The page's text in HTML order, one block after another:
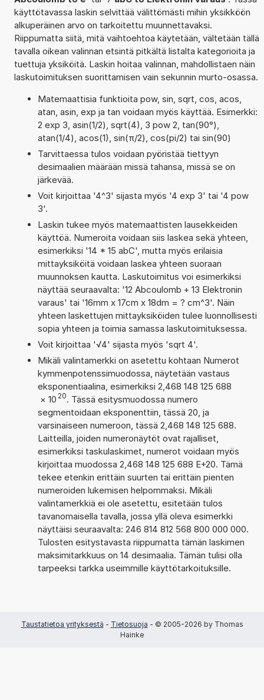
käyttötavassa laskin selvittää välittömästi mihin yksikköön
alkuperäinen arvo on tarkoitettu muunnettavaksi.
Riippumatta siitä, mitä vaihtoehtoa käytetään, vältetään tällä
tavalla oikean valinnan etsintä pitkältä listalta kategorioita ja
tuettuja yksiköitä. Laskin hoitaa valinnan, mahdollistaen näin
laskutoimituksen suorittamisen vain sekunnin murto-osassa.
Matemaattisia funktioita pow, sin, sqrt, cos, acos,
atan, asin, exp ja tan voidaan myös käyttää. Esimerkki:
2 exp 3, asin(1/2), sqrt(4), 3 pow 2, tan(90°),
atan(1/4), acos(1), sin(π/2), cos(pi/2) tai sin(90)
Tarvittaessa tulos voidaan pyöristää tiettyyn
desimaalien määrään missä tahansa, missä se on
järkevää.
Voit kirjoittaa '4^3' sijasta myös '4 exp 3' tai '4 pow
3'.
Laskin tukee myös matemaattisten lausekkeiden
käyttöä. Numeroita voidaan siis laskea sekä yhteen,
esimerkiksi '14 * 15 abC', mutta myös erilaisia
mittayksiköitä voidaan laskea yhteen suoraan
muunnoksen kautta. Laskutoimitus voi esimerkiksi
näyttää seuraavalta: '12 Abcoulomb + 13 Elektronin
varaus' tai '16mm x 17cm x 18dm = ? cm^3'. Näin
yhteen laskettujen mittayksiköiden tulee luonnollisesti
sopia yhteen ja toimia samassa laskutoimituksessa.
Voit kirjoittaa '√4' sijasta myös 'sqrt 4'.
Mikäli valintamerkki on asetettu kohtaan Numerot
kymmenpotenssimuodossa, näytetään vastaus
eksponentiaalina, esimerkiksi 2,468 148 125 688
× 10 20. Tässä esitysmuodossa numero
segmentoidaan eksponenttiin, tässä 20, ja
varsinaiseen numeroon, tässä 2,468 148 125 688.
Laitteilla, joiden numeronäytöt ovat rajalliset,
esimerkiksi taskulaskimet, numerot voidaan myös
kirjoittaa muodossa 2,468 148 125 688 E+20. Tämä
tekee etenkin erittäin suurten tai erittäin pienten
numeroiden lukemisen helpommaksi. Mikäli
valintamerkkiä ei ole asetettu, esitetään tulos
tavanomaisella tavalla, jossa yllä oleva esimerkki
näyttäisi seuraavalta: 246 814 812 568 800 000 000.
Tulosten esitystavasta riippumatta tämän laskimen
maksimitarkkuus on 14 desimaalia. Tämän tulisi olla
tarpeeksi tarkka useimmille käyttötarkoituksille.
Taustatietoa yrityksestä - Tietosuoja - © 2005-2026 by Thomas
Hainke